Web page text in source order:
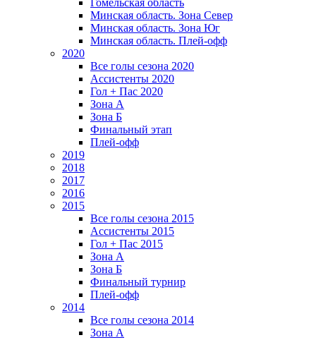
Гомельская область
Минская область. Зона Север
Минская область. Зона Юг
Минская область. Плей-офф
2020
Все голы сезона 2020
Ассистенты 2020
Гол + Пас 2020
Зона А
Зона Б
Финальный этап
Плей-офф
2019
2018
2017
2016
2015
Все голы сезона 2015
Ассистенты 2015
Гол + Пас 2015
Зона А
Зона Б
Финальный турнир
Плей-офф
2014
Все голы сезона 2014
Зона А